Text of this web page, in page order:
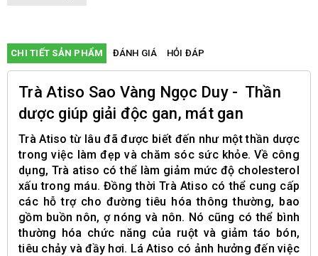
CHI TIẾT SẢN PHẨM ĐÁNH GIÁ HỎI ĐÁP
Trà Atiso Sao Vàng Ngọc Duy - Thần
dược giúp giải độc gan, mát gan
Trà Atiso từ lâu đã được biết đến như một thần dược
trong việc làm đẹp và chăm sóc sức khỏe. Về công
dụng, Trà atiso có thể làm giảm mức độ cholesterol
xấu trong máu. Đồng thời Trà Atiso có thể cung cấp
các hỗ trợ cho đường tiêu hóa thông thường, bao
gồm buồn nôn, ợ nóng và nôn. Nó cũng có thể bình
thường hóa chức năng của ruột và giảm táo bón,
tiêu chảy và đầy hơi. Lá Atiso có ảnh hưởng đến việc